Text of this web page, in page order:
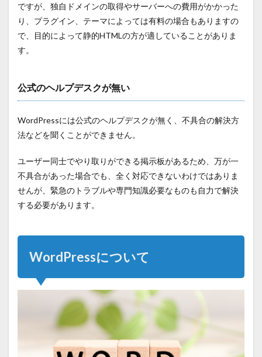
ですが、独自ドメインの取得やサーバーへの費用がかかった
り、プラグイン、テーマによっては有料の場合もありますの
で、目的によって静的HTMLの方が適していることがありま
す。
公式のヘルプデスクが無い
WordPressには公式のヘルプデスクが無く、不具合の解決方
法などを聞くことができません。
ユーザー同士でやり取りができる掲示板があるため、万が一
不具合があった場合でも、全く対応できないわけではありま
せんが、緊急のトラブルや専門知識必要なものも自力で解決
する必要があります。
WordPressについて